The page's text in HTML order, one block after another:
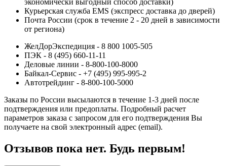
Курьерская служба EMS (экспресс доставка до дверей)
Почта России (срок в течение 2 - 20 дней в зависимости
от региона)
ЖелДорЭкспедиция - 8 800 1005-505
ПЭК - 8 (495) 660-11-11
Деловые линии - 8-800-100-8000
Байкал-Сервис - +7 (495) 995-995-2
Автотрейдинг - 8-800-100-5000
Заказы по России высылаются в течение 1-3 дней после
подтверждения или предоплаты. Подробный расчет
параметров заказа с запросом для его подтверждения Вы
получаете на свой электронный адрес (email).
Отзывов пока нет. Будь первым!